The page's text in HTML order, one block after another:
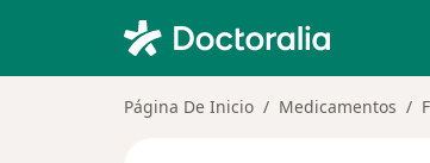
Página De Inicio Medicamentos